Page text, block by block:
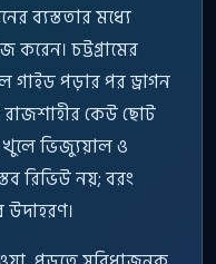
ব্যস্ততার মধ্যে
চট্টগ্রামের
গাইড পড়ার পর ড্রাগন
রাজশাহীর কেউ ছোট
খুলে ভিজ্যুয়াল ও
রিভিউ নয়; বরং
উদাহরণ।